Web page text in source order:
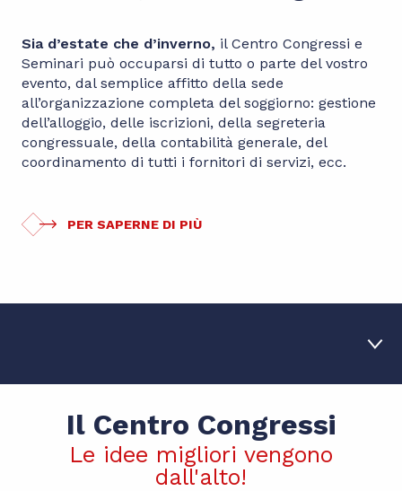
Sia d’estate che d’inverno, il Centro Congressi e
Seminari può occuparsi di tutto o parte del vostro
evento, dal semplice affitto della sede
all’organizzazione completa del soggiorno: gestione
dell’alloggio, delle iscrizioni, della segreteria
congressuale, della contabilità generale, del
coordinamento di tutti i fornitori di servizi, ecc.
PER SAPERNE DI PIÙ
Centro Congressi
Seminari ed eventi
Il Centro Congressi
Le idee migliori vengono
dall'alto!